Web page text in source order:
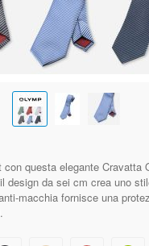
questa elegante Cravatta
design da sei cm crea uno
macchia fornisce una